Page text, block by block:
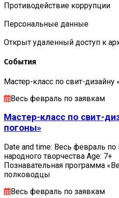
Противодействие коррупции
Персональные данные
Открыт удаленный доступ к
События
Мастер-класс по свит-дизайну
Весь февраль по заявкам
Мастер-класс по свит-
погоны»
Date and time: Весь февраль
народного творчества Age: 7+
Познавательная программа
полководцы
Весь февраль по заявкам